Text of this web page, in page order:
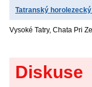
Tatranský
Vysoké Tatry, Chata Pri
Diskuse